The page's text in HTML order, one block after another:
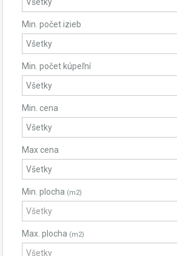
Min. počet izieb
Min. počet kúpeľní
Min. cena
Max cena
Min. plocha (m2)
Max. plocha (m2)